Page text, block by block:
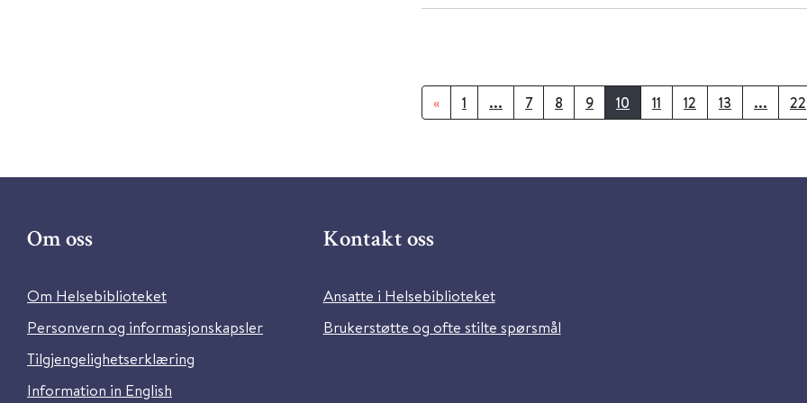
« 1 ... 7 8 9 10 11 12 13 ... 22
Om oss
Om Helsebiblioteket
Personvern og informasjonskapsler
Tilgjengelighetserklæring
Information in English
Kontakt oss
Ansatte i Helsebiblioteket
Brukerstøtte og ofte stilte spørsmål